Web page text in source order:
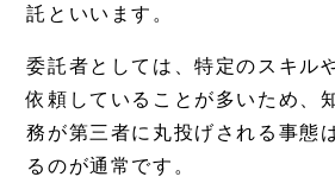
託といいます。
委託者としては、特定のスキル
依頼していることが多いため、
務が第三者に丸投げされる事態
るのが通常です。